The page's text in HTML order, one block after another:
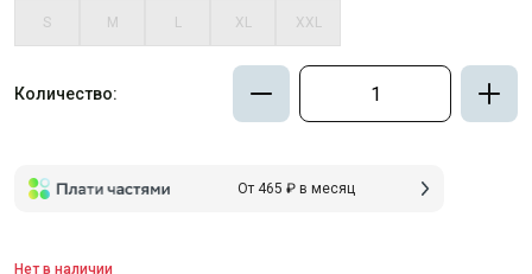
S M L XL XXL
Количество:
От 465 ₽ в месяц
Нет в наличии